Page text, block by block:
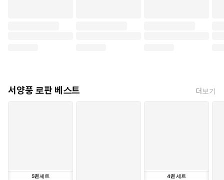
서양풍 로판 베스트 더보기
5권세트 4권세트